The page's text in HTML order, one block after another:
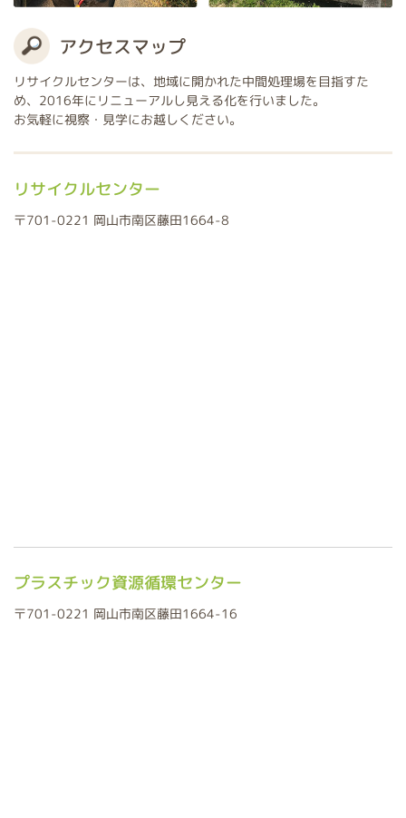
アクセスマップ
リサイクルセンターは、地域に開かれた中間処理場を目指すた
め、2016年にリニューアルし見える化を行いました。
お気軽に視察・見学にお越しください。
リサイクルセンター
〒701-0221 岡山市南区藤田1664-8
プラスチック資源循環センター
〒701-0221 岡山市南区藤田1664-16